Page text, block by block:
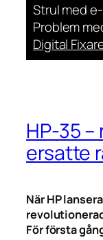
Strul med
Problem
Digital
HP-35
ersatte
När HP
För första